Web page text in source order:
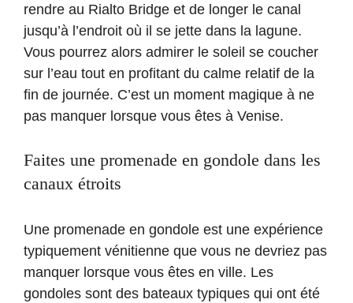
rendre au Rialto Bridge et de longer le canal
jusqu’à l’endroit où il se jette dans la lagune.
Vous pourrez alors admirer le soleil se coucher
sur l’eau tout en profitant du calme relatif de la
fin de journée. C’est un moment magique à ne
pas manquer lorsque vous êtes à Venise.
Faites une promenade en gondole dans les
canaux étroits
Une promenade en gondole est une expérience
typiquement vénitienne que vous ne devriez pas
manquer lorsque vous êtes en ville. Les
gondoles sont des bateaux typiques qui ont été